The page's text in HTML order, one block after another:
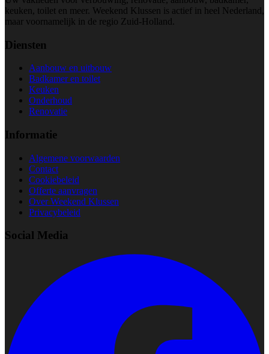
keuken, toilet en meer. Weekend Klussen is actief in heel Nederland,
maar voornamelijk in de regio Zuid-Holland.
Diensten
Aanbouw en uitbouw
Badkamer en toilet
Keuken
Onderhoud
Renovatie
Informatie
Algemene voorwaarden
Contact
Cookiebeleid
Offerte aanvragen
Over Weekend Klussen
Privacybeleid
Social Media